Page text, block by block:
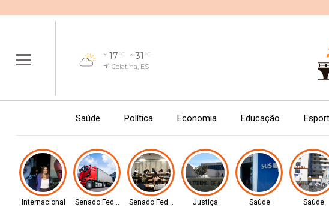
17°C 31 °C
Colatina, ES
Saúde Política Economia Educação
Internacional Senado Federal Senado Federal Justiça Saúde Saúde